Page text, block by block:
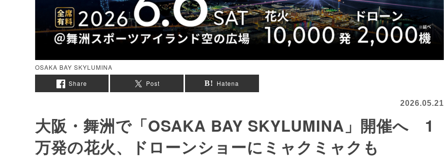
OSAKA BAY SKYLUMINA
Share
Post Hatena
2026.05.21
大阪・舞洲で「OSAKA BAY SKYLUMINA」開催へ 1
万発の花火、ドローンショーにミャクミャクも